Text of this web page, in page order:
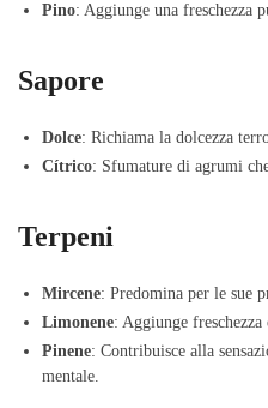
Pino: Aggiunge una freschezza
Sapore
Dolce: Richiama la dolcezza
Cítrico: Sfumature di agrumi
Terpeni
Mircene: Predomina per le sue
Limonene: Aggiunge
Pinene: Contribuisce alla
mentale.